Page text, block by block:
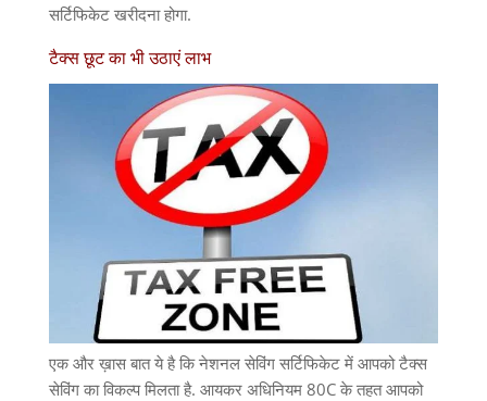
सर्टिफिकेट खरीदना होगा.
टैक्स छूट का भी उठाएं लाभ
एक और ख़ास बात ये है कि नेशनल सेविंग सर्टिफिकेट में आपको टैक्स
सेविंग का विकल्प मिलता है. आयकर अधिनियम 80C के तहत आपको